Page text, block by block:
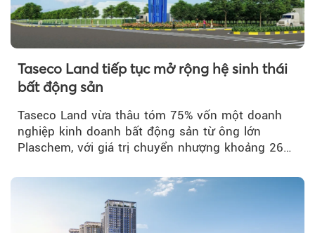
Taseco Land tiếp tục mở rộng hệ sinh thái
bất động sản
Taseco Land vừa thâu tóm 75% vốn một doanh
nghiệp kinh doanh bất động sản từ ông lớn
Plaschem, với giá trị chuyển nhượng khoảng 262